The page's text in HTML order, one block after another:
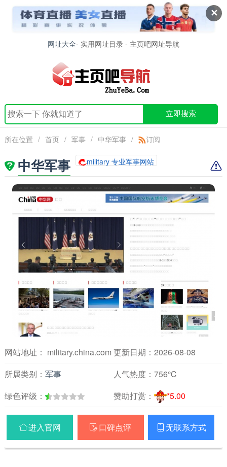
✕
网址大全- 实用网址目录 - 主页吧网址导航
立即搜索
所在位置 / 首页 / 军事 / 中华军事 / 订阅
中华军事 military 专业军事网站
网站地址： military.china.com 更新日期：2026-08-08
所属类别： 军事 人气热度： 756℃
绿色评级：
赞助打赏： *5.00
进入官网  口碑点评  无联系方式